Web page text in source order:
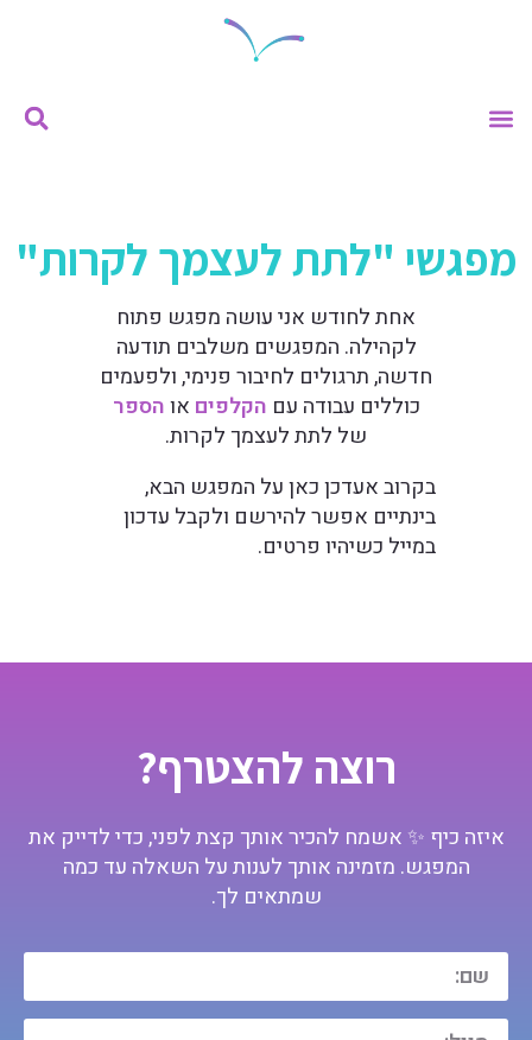
מפגשי "לתת לעצמך לקרות"
אחת לחודש אני עושה מפגש פתוח
לקהילה. המפגשים משלבים תודעה
חדשה, תרגולים לחיבור פנימי, ולפעמים
כוללים עבודה עם הקלפים אוהספר
של לתת לעצמך לקרות.
בקרוב אעדכן כאן על המפגש הבא,
בינתיים אפשר להירשם ולקבל עדכון
במייל כשיהיו פרטים.
רוצה להצטרף?
איזה כיף ✨ אשמח להכיר אותך קצת לפני, כדי לדייק את
המפגש. מזמינה אותך לענות על השאלה עד כמה
שמתאים לך.